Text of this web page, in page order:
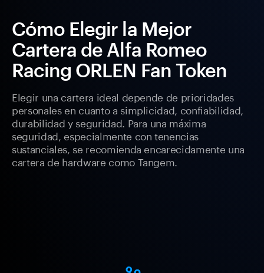
Cómo Elegir la Mejor
Cartera de Alfa Romeo
Racing ORLEN Fan Token
Elegir una cartera ideal depende de prioridades
personales en cuanto a simplicidad, confiabilidad,
durabilidad y seguridad. Para una máxima
seguridad, especialmente con tenencias
sustanciales, se recomienda encarecidamente una
cartera de hardware como Tangem.